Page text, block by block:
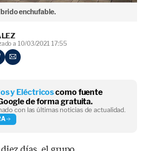
enchufable.
a 10/03/2021 17:55
y Eléctricoscomo fuente
de forma gratuita.
con las últimas noticias de actualidad.
días, el grupo